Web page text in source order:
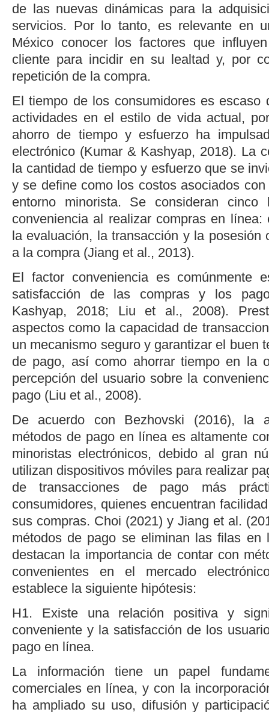
de las nuevas dinámicas para la
servicios. Por lo tanto, es relevante en
México conocer los factores que
cliente para incidir en su lealtad y, por
repetición de la compra.
El tiempo de los consumidores es escaso
actividades en el estilo de vida actual,
ahorro de tiempo y esfuerzo ha
electrónico (Kumar & Kashyap, 2018). La
la cantidad de tiempo y esfuerzo que se
y se define como los costos asociados
entorno minorista. Se consideran
conveniencia al realizar compras en
la evaluación, la transacción y la posesión
a la compra (Jiang et al., 2013).
El factor conveniencia es comúnmente
satisfacción de las compras y los
Kashyap, 2018; Liu et al., 2008).
aspectos como la capacidad de
un mecanismo seguro y garantizar el buen
de pago, así como ahorrar tiempo en la
percepción del usuario sobre la
pago (Liu et al., 2008).
De acuerdo con Bezhovski (2016), la
métodos de pago en línea es altamente
minoristas electrónicos, debido al gran
utilizan dispositivos móviles para realizar
de transacciones de pago más
consumidores, quienes encuentran
sus compras. Choi (2021) y Jiang et al.
métodos de pago se eliminan las filas en
destacan la importancia de contar con
convenientes en el mercado
establece la siguiente hipótesis:
H1. Existe una relación positiva y
conveniente y la satisfacción de los
pago en línea.
La información tiene un papel
comerciales en línea, y con la
ha ampliado su uso, difusión y